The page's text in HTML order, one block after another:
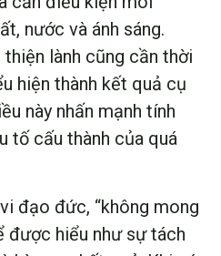
nước và ánh sáng.
lành cũng cần thời
hiện thành kết quả cụ
này nhấn mạnh tính
tố cấu thành của quá
đạo đức, “không mong
được hiểu như sự tách